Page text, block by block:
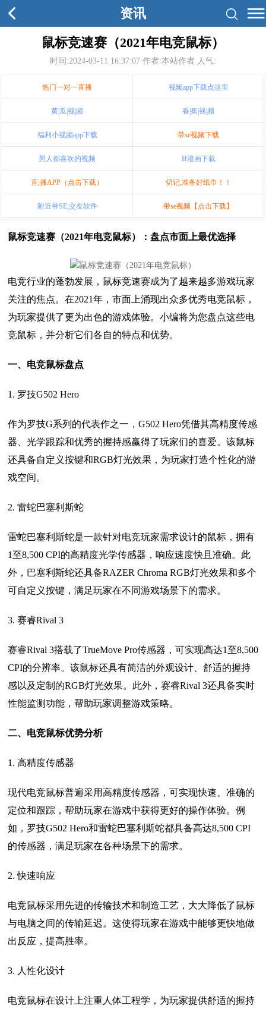
资讯
鼠标竞速赛（2021年电竞鼠标）
时间:2024-03-11 16:37:07 作者:本站作者 人气:
热门一对一直播 视频app下载点这里
黄|瓜|视|频 香|蕉|视|频
福利小视频app下载 带se视频下载
男人都喜欢的视频 H漫画下载
直,播APP（点击下载） 切记,准备好纸巾！！
附近带SE,交友软件 带se视频【点击下载】
鼠标竞速赛（2021年电竞鼠标）：盘点市面上最优选择
电竞行业的蓬勃发展，鼠标竞速赛成为了越来越多游戏玩家
关注的焦点。在2021年，市面上涌现出众多优秀电竞鼠标，
为玩家提供了更为出色的游戏体验。小编将为您盘点这些电
竞鼠标，并分析它们各自的特点和优势。
一、电竞鼠标盘点
1. 罗技G502 Hero
作为罗技G系列的代表作之一，G502 Hero凭借其高精度传感
器、光学跟踪和优秀的握持感赢得了玩家们的喜爱。该鼠标
还具备自定义按键和RGB灯光效果，为玩家打造个性化的游
戏空间。
2. 雷蛇巴塞利斯蛇
雷蛇巴塞利斯蛇是一款针对电竞玩家需求设计的鼠标，拥有
1至8,500 CPI的高精度光学传感器，响应速度快且准确。此
外，巴塞利斯蛇还具备RAZER Chroma RGB灯光效果和多个
可自定义按键，满足玩家在不同游戏场景下的需求。
3. 赛睿Rival 3
赛睿Rival 3搭载了TrueMove Pro传感器，可实现高达1至8,500
CPI的分辨率。该鼠标还具有简洁的外观设计、舒适的握持
感以及定制的RGB灯光效果。此外，赛睿Rival 3还具备实时
性能监测功能，帮助玩家调整游戏策略。
二、电竞鼠标优势分析
1. 高精度传感器
现代电竞鼠标普遍采用高精度传感器，可实现快速、准确的
定位和跟踪，帮助玩家在游戏中获得更好的操作体验。例
如，罗技G502 Hero和雷蛇巴塞利斯蛇都具备高达8,500 CPI
的传感器，满足玩家在各种场景下的需求。
2. 快速响应
电竞鼠标采用先进的传输技术和制造工艺，大大降低了鼠标
与电脑之间的传输延迟。这使得玩家在游戏中能够更快地做
出反应，提高胜率。
3. 人性化设计
电竞鼠标在设计上注重人体工程学，为玩家提供舒适的握持